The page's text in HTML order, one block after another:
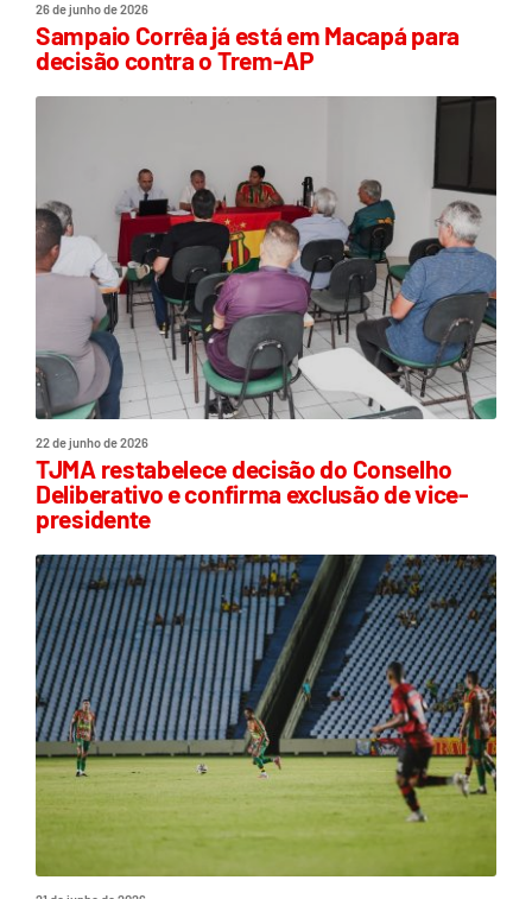
26 de junho de 2026
Sampaio Corrêa já está em Macapá para
decisão contra o Trem-AP
22 de junho de 2026
TJMA restabelece decisão do Conselho
Deliberativo e confirma exclusão de vice-
presidente